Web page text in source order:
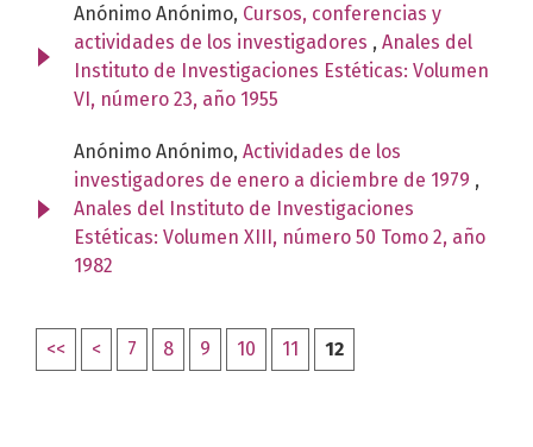
Anónimo Anónimo, Cursos, conferencias y
actividades de los investigadores , Anales del
Instituto de Investigaciones Estéticas: Volumen
VI, número 23, año 1955
Anónimo Anónimo, Actividades de los
investigadores de enero a diciembre de 1979 ,
Anales del Instituto de Investigaciones
Estéticas: Volumen XIII, número 50 Tomo 2, año
1982
<< < 7 8 9 10 11 12